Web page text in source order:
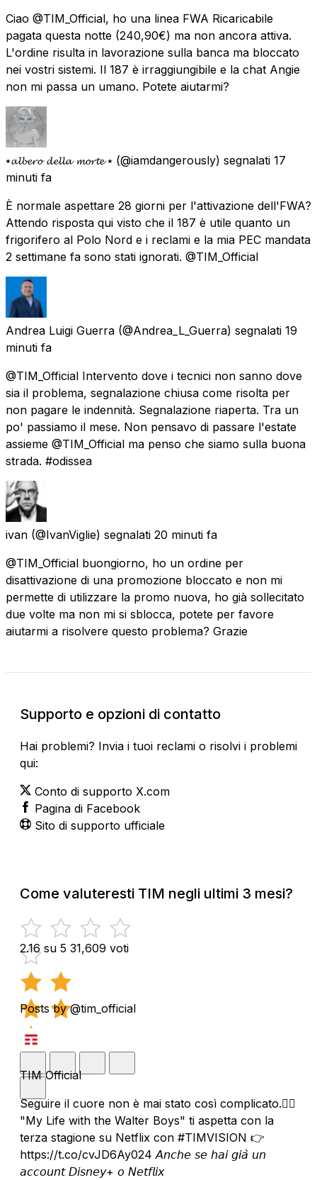
Ciao @TIM_Official, ho una linea FWA Ricaricabile
pagata questa notte (240,90€) ma non ancora attiva.
L'ordine risulta in lavorazione sulla banca ma bloccato
nei vostri sistemi. Il 187 è irraggiungibile e la chat Angie
non mi passa un umano. Potete aiutarmi?
⭑𝓪𝓵𝓫𝓮𝓻𝓸 𝓭𝓮𝓵𝓵𝓪 𝓶𝓸𝓻𝓽𝓮 ⭑ (@iamdangerously) segnalati 17
minuti fa
È normale aspettare 28 giorni per l'attivazione dell'FWA?
Attendo risposta qui visto che il 187 è utile quanto un
frigorifero al Polo Nord e i reclami e la mia PEC mandata
2 settimane fa sono stati ignorati. @TIM_Official
Andrea Luigi Guerra (@Andrea_L_Guerra) segnalati 19
minuti fa
@TIM_Official Intervento dove i tecnici non sanno dove
sia il problema, segnalazione chiusa come risolta per
non pagare le indennità. Segnalazione riaperta. Tra un
po' passiamo il mese. Non pensavo di passare l'estate
assieme @TIM_Official ma penso che siamo sulla buona
strada. #odissea
ivan (@IvanViglie) segnalati 20 minuti fa
@TIM_Official buongiorno, ho un ordine per
disattivazione di una promozione bloccato e non mi
permette di utilizzare la promo nuova, ho già sollecitato
due volte ma non mi si sblocca, potete per favore
aiutarmi a risolvere questo problema? Grazie
Supporto e opzioni di contatto
Hai problemi? Invia i tuoi reclami o risolvi i problemi
qui:
Conto di supporto X.com
Pagina di Facebook
Sito di supporto ufficiale
Come valuteresti TIM negli ultimi 3 mesi?
2.16 su 5 31,609 voti
Posts by @tim_official
TIM Official
Seguire il cuore non è mai stato così complicato.❤️‍🔥
"My Life with the Walter Boys" ti aspetta con la
terza stagione su Netflix con #TIMVISION 👉
https://t.co/cvJD6Ay024 𝘈𝘯𝘤𝘩𝘦 𝘴𝘦 𝘩𝘢𝘪 𝘨𝘪𝘢̀ 𝘶𝘯
𝘢𝘤𝘤𝘰𝘶𝘯𝘵 𝘋𝘪𝘴𝘯𝘦𝘺+ 𝘰 𝘕𝘦𝘵𝘧𝘭𝘪𝘹